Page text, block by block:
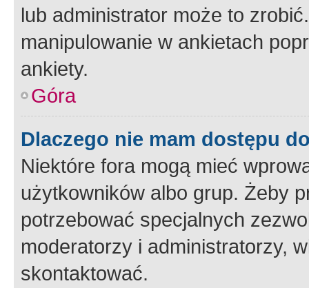
lub administrator może to
manipulowanie w ankietach
ankiety.
Góra
Dlaczego nie mam dostępu
Niektóre fora mogą mieć
użytkowników albo grup. Żeby
potrzebować specjalnych
moderatorzy i administratorzy,
skontaktować.